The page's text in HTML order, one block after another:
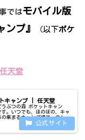
ではモバイル版
ンプ』
（以下ポケ
天堂
キャンプ | 任天堂
うぶつの森 ポケットキャン
。いつでも、ほのぼの、キャ
集まるキャンプ場で、のんび